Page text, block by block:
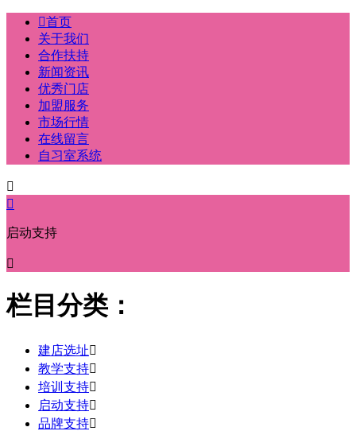
首页
关于我们
合作扶持
新闻资讯
优秀门店
加盟服务
市场行情
在线留言
自习室系统


启动支持

栏目分类：
建店选址
教学支持
培训支持
启动支持
品牌支持